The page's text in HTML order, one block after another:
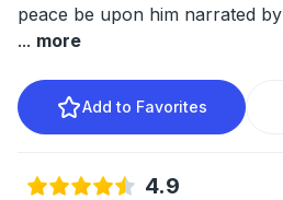
peace be upon him narrated
... more
Add to Favorites
4.9